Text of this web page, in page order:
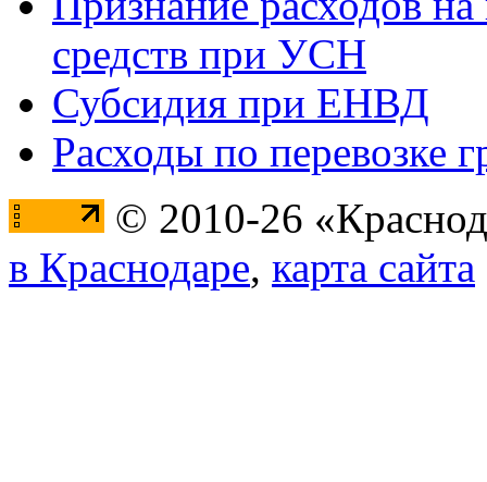
средств при УСН
Субсидия при ЕНВД
Расходы по перевозке
© 2010-26
в Краснодаре, карта сайта